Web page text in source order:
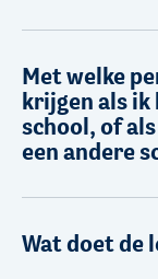
Met welke
krijgen als ik
school, of
een andere
Wat doet de